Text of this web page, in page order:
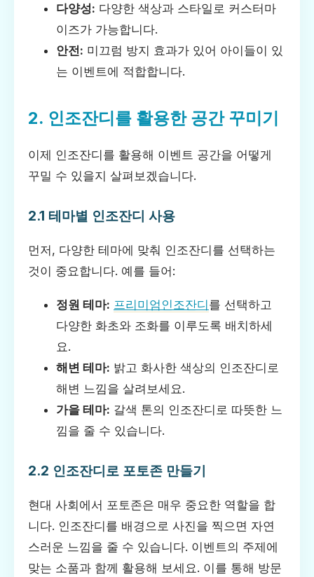
다양성: 다양한 색상과 스타일로 커스터마
이즈가 가능합니다.
안전: 미끄럼 방지 효과가 있어 아이들이 있
는 이벤트에 적합합니다.
2. 인조잔디를 활용한 공간 꾸미기
이제 인조잔디를 활용해 이벤트 공간을 어떻게
꾸밀 수 있을지 살펴보겠습니다.
2.1 테마별 인조잔디 사용
먼저, 다양한 테마에 맞춰 인조잔디를 선택하는
것이 중요합니다. 예를 들어:
정원 테마: 프리미엄인조잔디 를 선택하고
다양한 화초와 조화를 이루도록 배치하세
요.
해변 테마: 밝고 화사한 색상의 인조잔디로
해변 느낌을 살려보세요.
가을 테마: 갈색 톤의 인조잔디로 따뜻한 느
낌을 줄 수 있습니다.
2.2 인조잔디로 포토존 만들기
현대 사회에서 포토존은 매우 중요한 역할을 합
니다. 인조잔디를 배경으로 사진을 찍으면 자연
스러운 느낌을 줄 수 있습니다. 이벤트의 주제에
맞는 소품과 함께 활용해 보세요. 이를 통해 방문